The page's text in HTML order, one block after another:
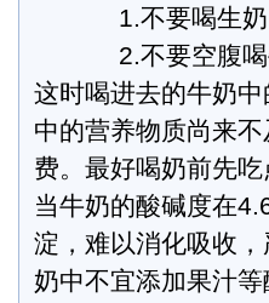
1.不要喝生奶
2.不要空腹喝
这时喝进去的牛奶
中的营养物质尚来
费。最好喝奶前先
当牛奶的酸碱度在
淀，难以消化吸收
奶中不宜添加果汁等